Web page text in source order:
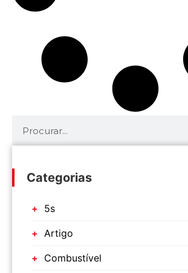
Categorias
5s
Artigo
Combustível